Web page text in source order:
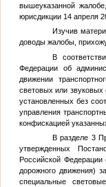
вышеуказанной
юрисдикции 14 апреля
Изучив
доводы жалобы,
В
Федерации об
движении
световых или звуковых
установленных без
управления
конфискацией
В разделе 3
утвержденных
Российской
дорожного движения)
специальные